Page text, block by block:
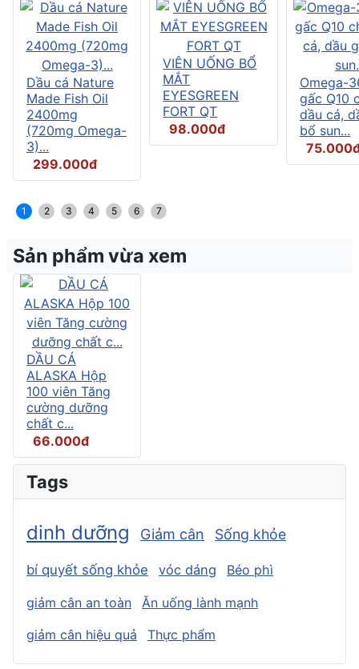
Dầu cá Nature
Made Fish Oil
2400mg
(720mg Omega-
3)...
299.000đ
VIÊN UỐNG BỔ
MẮT
EYESGREEN
FORT QT
98.000đ
Omega-
gấc Q10
dầu cá,
bổ sun...
1 2 3 4 5 6 7
Sản phẩm vừa xem
DẦU CÁ
ALASKA Hộp
100 viên Tăng
cường dưỡng
chất c...
66.000đ
Tags
dinh dưỡng Giảm cân Sống khỏe
bí quyết sống khỏe vóc dáng Béo phì
giảm cân an toàn
Ăn uống lành mạnh
giảm cân hiệu quả
Thực phẩm